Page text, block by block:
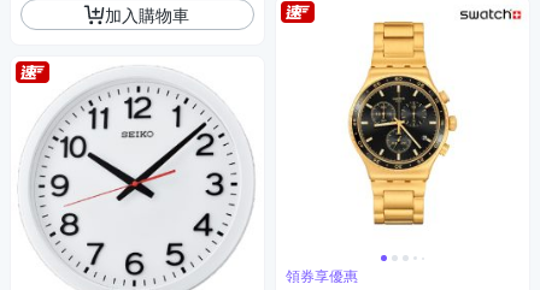
加入購物車
領券享優惠